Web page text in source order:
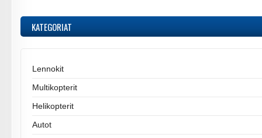
KATEGORIAT
Lennokit
Multikopterit
Helikopterit
Autot